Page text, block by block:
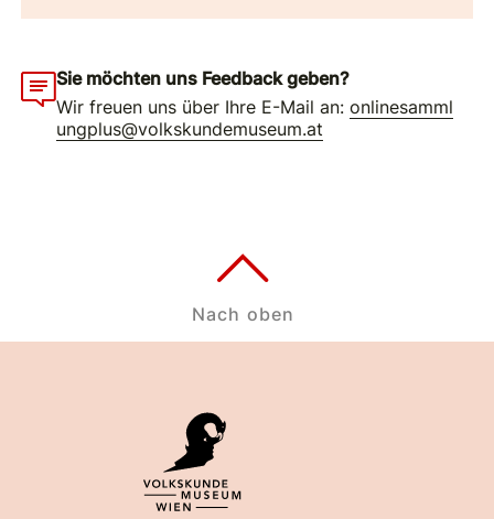
Sie möchten uns Feedback geben?
Wir freuen uns über Ihre E-Mail an:onlinesamml
ungplus@volkskundemuseum.at
Nach oben